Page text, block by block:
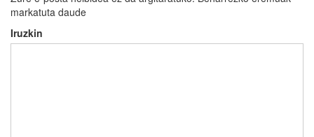
markatuta daude
Iruzkin